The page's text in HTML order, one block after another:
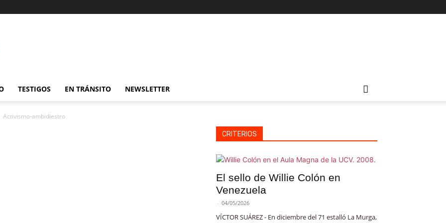
TESTIGOS EN TRÁNSITO NEWSLETTER
Activismo-ambidiestro
CRITERIOS
El sello de Willie Colón en
Venezuela
- 04/05/2026
VÍCTOR SUÁREZ - En diciembre del 71 estalló La Murga,